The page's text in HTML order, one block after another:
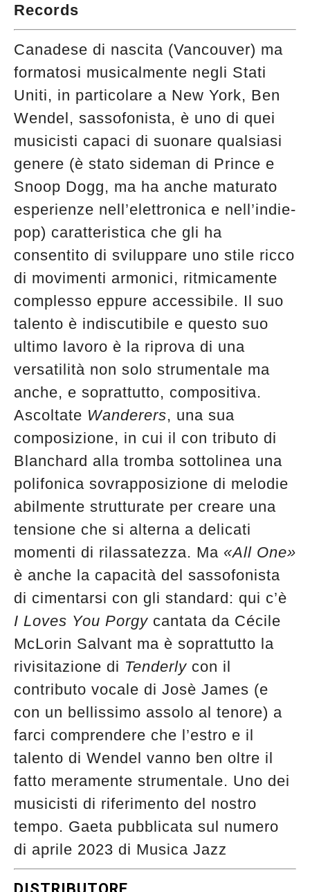
Musica Jazz di luglio 2026 è in
edicola
Records
Canadese di nascita (Vancouver) ma
formatosi musicalmente negli Stati
Uniti, in particolare a New York, Ben
Wendel, sassofonista, è uno di quei
musicisti capaci di suonare qualsiasi
genere (è stato sideman di Prince e
Snoop Dogg, ma ha anche maturato
esperienze nell’elettronica e nell’indie-
pop) caratteristica che gli ha
consentito di sviluppare uno stile ricco
di movimenti armonici, ritmicamente
complesso eppure accessibile. Il suo
talento è indiscutibile e questo suo
ultimo lavoro è la riprova di una
versatilità non solo strumentale ma
anche, e soprattutto, compositiva.
Ascoltate Wanderers, una sua
composizione, in cui il con tributo di
Blanchard alla tromba sottolinea una
polifonica sovrapposizione di melodie
abilmente strutturate per creare una
tensione che si alterna a delicati
momenti di rilassatezza. Ma «All One»
è anche la capacità del sassofonista
di cimentarsi con gli standard: qui c’è
I Loves You Porgy cantata da Cécile
McLorin Salvant ma è soprattutto la
rivisitazione di Tenderly con il
contributo vocale di Josè James (e
con un bellissimo assolo al tenore) a
farci comprendere che l’estro e il
talento di Wendel vanno ben oltre il
fatto meramente strumentale. Uno dei
musicisti di riferimento del nostro
tempo. Gaeta pubblicata sul numero
di aprile 2023 di Musica Jazz